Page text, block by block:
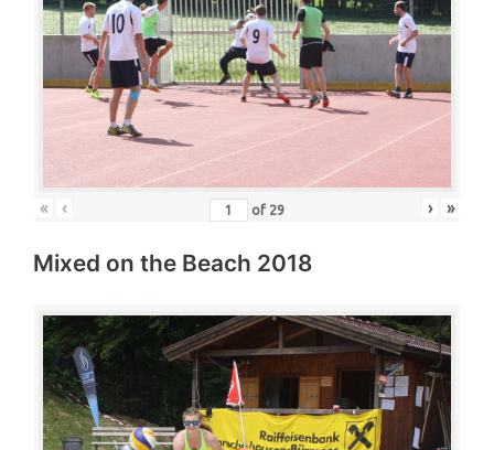
« ‹ of 29 › »
Mixed on the Beach 2018